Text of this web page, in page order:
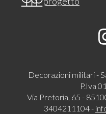
Decorazioni militari -
P.Iva
Via Pretoria, 65 -
3404211104 -